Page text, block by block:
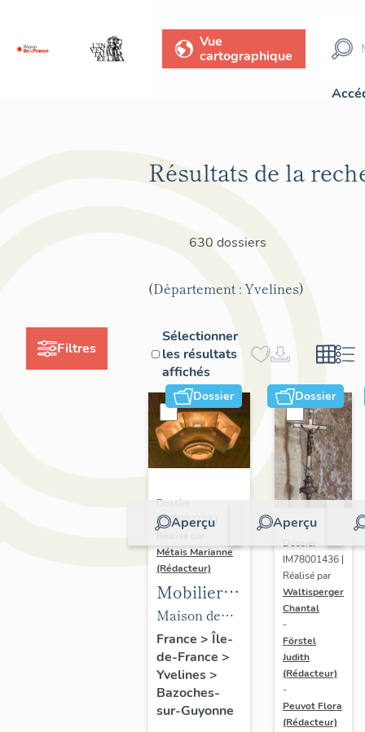
Vue
cartographique
Filtres
Résultats de la
630 dossiers
(Département : Yvelines)
Sélectionner
les résultats
affichés
Dossier
Aperçu
Dossier
IM78002723 |
Métais Marianne
(Rédacteur)
Mobilier
de la
maison
Louis
Carré
Maison de
villégiature
dite maison
Louis Carré
France > Île-
de-France >
Yvelines>
Bazoches-
sur-Guyonne
Dossier
Aperçu
Dossier
IM78001436 |
Réalisé par
Waltisperger
Chantal
-
Förstel
Judith
(Rédacteur)
-
Peuvot Flora
(Rédacteur)